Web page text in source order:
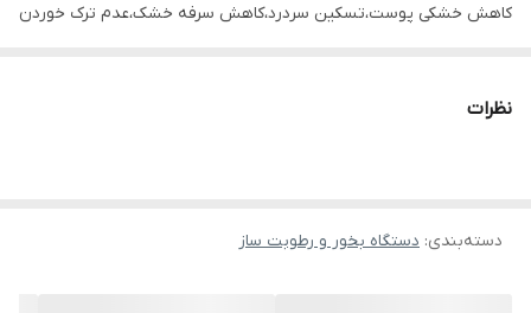
کاهش خشکی پوست،تسکین سردرد،کاهش سرفه خشک،عدم ترک خوردن
کم و ابعاد مناسب نیز همین قابلیت هارا داراست.این دستگاه با مخزن
داشته باشد.این دستگاه درون خودرو نیز قابل استفاده است.این دستگاه
نظرات
دسته‌بندی: دستگاه بخور و رطوبت ساز